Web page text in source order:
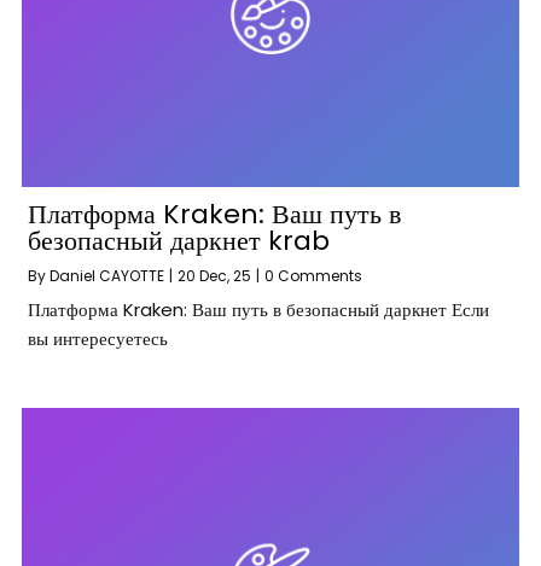
Платформа Kraken: Ваш путь в
безопасный даркнет krab
ByDaniel CAYOTTE | 20 Dec, 25 | 0 Comments
Платформа Kraken: Ваш путь в безопасный даркнет Если
вы интересуетесь